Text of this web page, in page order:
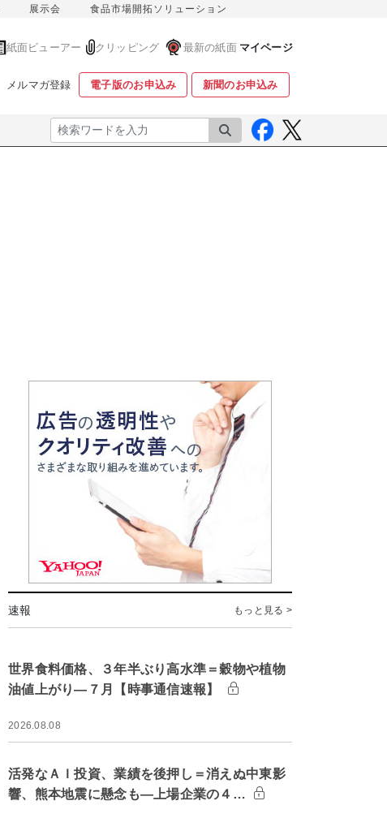
展示会 食品市場開拓ソリューション
紙面ビューアー クリッピング 最新の紙面 マイページ
メルマガ登録 電子版のお申込み 新聞のお申込み
検索
速報 もっと見る >
世界食料価格、３年半ぶり高水準＝穀物や植物
油値上がり―７月【時事通信速報】
2026.08.08
活発なＡＩ投資、業績を後押し＝消えぬ中東影
響、熊本地震に懸念も―上場企業の４…